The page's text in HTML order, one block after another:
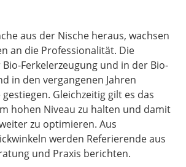
aus der Nische heraus, wachsen
an die Professionalität. Die
Ferkelerzeugung und in der Bio-
in den vergangenen Jahren
Gleichzeitig gilt es das
hohen Niveau zu halten und damit
zu optimieren. Aus
werden Referierende aus
und Praxis berichten.